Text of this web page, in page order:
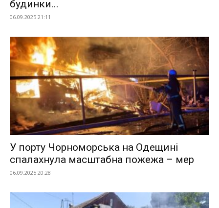
будинки...
06.09.2025 21:11
У порту Чорноморська на Одещині
спалахнула масштабна пожежа – мер
06.09.2025 20:28